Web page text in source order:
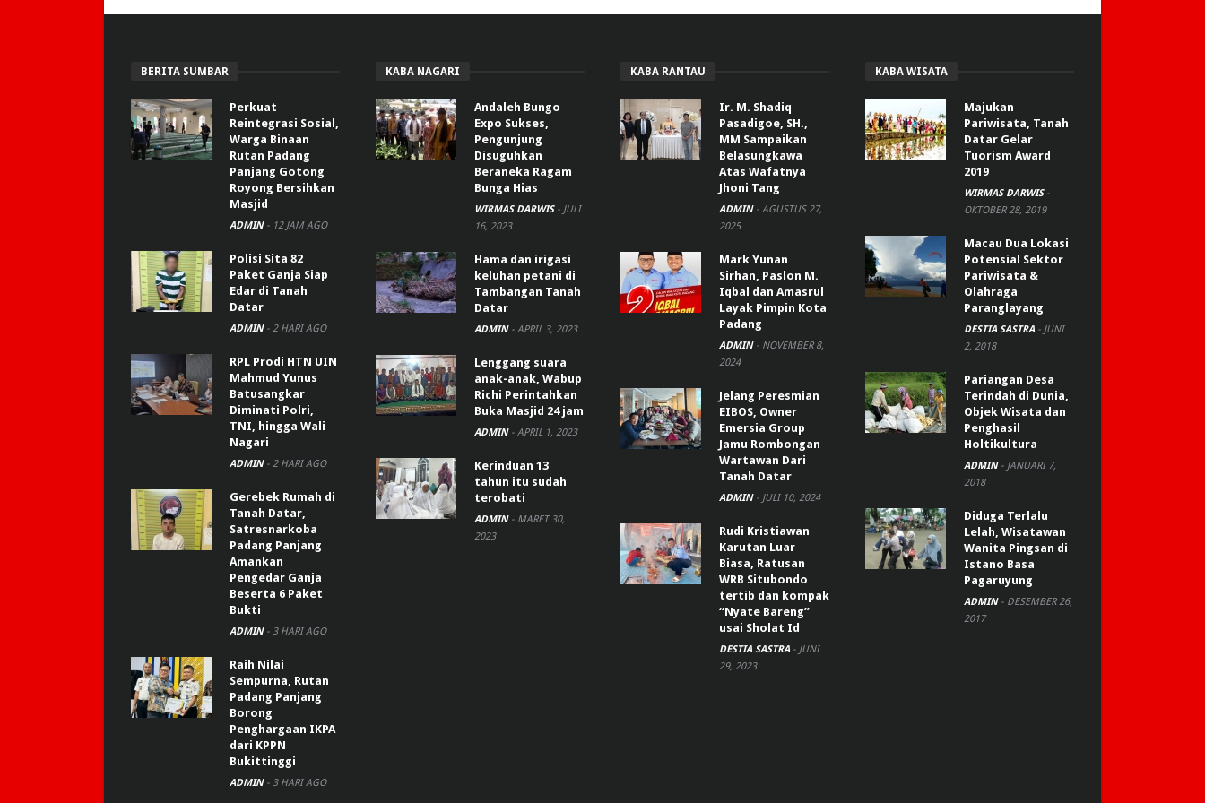
BERITA SUMBAR
Perkuat
Reintegrasi Sosial,
Warga Binaan
Rutan Padang
Panjang Gotong
Royong Bersihkan
Masjid
ADMIN - 12 JAM AGO
Polisi Sita 82
Paket Ganja Siap
Edar di Tanah
Datar
ADMIN - 2 HARI AGO
RPL Prodi HTN UIN
Mahmud Yunus
Batusangkar
Diminati Polri,
TNI, hingga Wali
Nagari
ADMIN - 2 HARI AGO
Gerebek Rumah di
Tanah Datar,
Satresnarkoba
Padang Panjang
Amankan
Pengedar Ganja
Beserta 6 Paket
Bukti
ADMIN - 3 HARI AGO
Raih Nilai
Sempurna, Rutan
Padang Panjang
Borong
Penghargaan IKPA
dari KPPN
Bukittinggi
ADMIN - 3 HARI AGO
KABA NAGARI
Andaleh Bungo
Expo Sukses,
Pengunjung
Disuguhkan
Beraneka Ragam
Bunga Hias
WIRMAS DARWIS - JULI
16, 2023
Hama dan irigasi
keluhan petani di
Tambangan Tanah
Datar
ADMIN - APRIL 3, 2023
Lenggang suara
anak-anak, Wabup
Richi Perintahkan
Buka Masjid 24 jam
ADMIN - APRIL 1, 2023
Kerinduan 13
tahun itu sudah
terobati
ADMIN - MARET 30,
2023
KABA RANTAU
Ir. M. Shadiq
Pasadigoe, SH.,
MM Sampaikan
Belasungkawa
Atas Wafatnya
Jhoni Tang
ADMIN - AGUSTUS 27,
2025
Mark Yunan
Sirhan, Paslon M.
Iqbal dan Amasrul
Layak Pimpin Kota
Padang
ADMIN - NOVEMBER 8,
2024
Jelang Peresmian
EIBOS, Owner
Emersia Group
Jamu Rombongan
Wartawan Dari
Tanah Datar
ADMIN - JULI 10, 2024
Rudi Kristiawan
Karutan Luar
Biasa, Ratusan
WRB Situbondo
tertib dan kompak
“Nyate Bareng”
usai Sholat Id
DESTIA SASTRA - JUNI
29, 2023
KABA WISATA
Majukan
Pariwisata, Tanah
Datar Gelar
Tuorism Award
2019
WIRMAS DARWIS -
OKTOBER 28, 2019
Macau Dua Lokasi
Potensial Sektor
Pariwisata &
Olahraga
Paranglayang
DESTIA SASTRA - JUNI
2, 2018
Pariangan Desa
Terindah di Dunia,
Objek Wisata dan
Penghasil
Holtikultura
ADMIN - JANUARI 7,
2018
Diduga Terlalu
Lelah, Wisatawan
Wanita Pingsan di
Istano Basa
Pagaruyung
ADMIN - DESEMBER 26,
2017